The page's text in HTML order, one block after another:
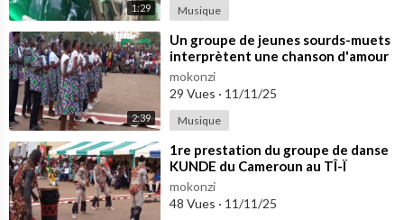
1:29 Musique
2:39
⁣Un groupe de jeunes sourds-muets
interprètent une chanson d'amour
au festival TI-I 2025
mokonzi
29 Vues · 11/11/25
Musique
⁣⁣1re prestation du groupe de danse
KUNDE du Cameroun au TÎ-Ï
FESTIVAL 2025
mokonzi
48 Vues · 11/11/25